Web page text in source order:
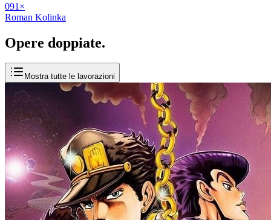
091 ×
Roman Kolinka
Opere doppiate.
Mostra tutte le lavorazioni